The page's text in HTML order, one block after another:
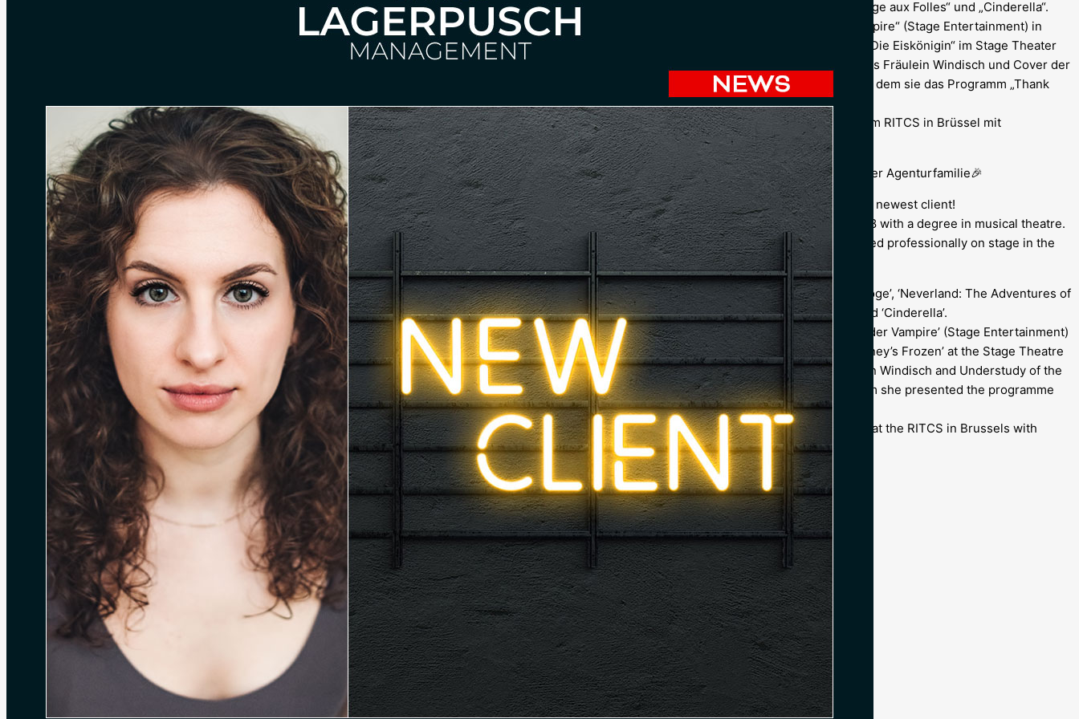
Adventures of Peter Pan“, „The Best of Musicals 2019“, „Kiss of the Spider Woman“, „La Cage aux Folles“ und „Cinderella“.
In Deutschland debutierte sie als Cover Magda und Gender Cross Swing in „Tanz der Vampire“ (Stage Entertainment) in
Stuttgart. Im Anschluss daran stand sie als Cover Anna sowie im Ensemble von „Disney’s Die Eiskönigin“ im Stage Theater
an der Elbe in Hamburg auf der Bühne. Es folgten Engagements in „Elisabeth“ (Tournee) als Fräulein Windisch und Cover der
Titelrolle Elisabeth sowie als Solistin bei dem renommierten WDR Funkhausorchester, mit dem sie das Programm „Thank
You For The Music: ABBA Symphonic“ präsentierte.
Vor ihrem Musicalstudium schloss Sofie ein Bachelorstudium in Audiovisuellen Künsten am RITCS in Brüssel mit
Auszeichnung ab.
Ich freue mich sehr auf die Zusammenarbeit mit Dir, liebe Sofie! Herzlich Willkommen in der Agenturfamilie🎉
🇬🇧 Delighted to welcome SOFIE DE SCHRYVER (@sofiedeschryver) to the agency as our newest client!
Sofie De Schryver (born 1993) graduated from the Royal Conservatoire in Brussels in 2018 with a degree in musical theatre.
During her final year, she took on the role of Lucy Harris in ‘Jekyll & Hyde’ and first appeared professionally on stage in the
ensemble of the ‘Rocky Horror Show’ (Deep Bridge).
Between 2018 and 2020, she appeared in various productions in Belgium, including ‘Scrooge’, ‘Neverland: The Adventures of
Peter Pan’, ‘The Best of Musicals 2019’, ‘Kiss of the Spider Woman’, ‘La Cage aux Folles’ and ‘Cinderella’.
In Germany, she made her debut as Understudy Magda and Gender Cross Swing in ‘Tanz der Vampire’ (Stage Entertainment)
in Stuttgart. She then appeared on stage as Understudy Anna and in the ensemble of ‘Disney’s Frozen’ at the Stage Theatre
an der Elbe in Hamburg. This was followed by engagements in ‘Elisabeth’ (tour) as Fräulein Windisch and Understudy of the
title role Elisabeth and as a soloist with the renowned WDR Funkhausorchester, with whom she presented the programme
‘Thank You For The Music: ABBA Symphonic’.
Before studying musical theatre, Sofie completed a Bachelor’s degree in Audiovisual Arts at the RITCS in Brussels with
distinction.
I am very excited to be working with you, Sofie! Welcome to the agency family 🎉
#proudAgent #LagerpuschFamily #SofieDeSchryver
➡@sofiedeschryver
📷 Headshot/Portrait: Carmen De Vos